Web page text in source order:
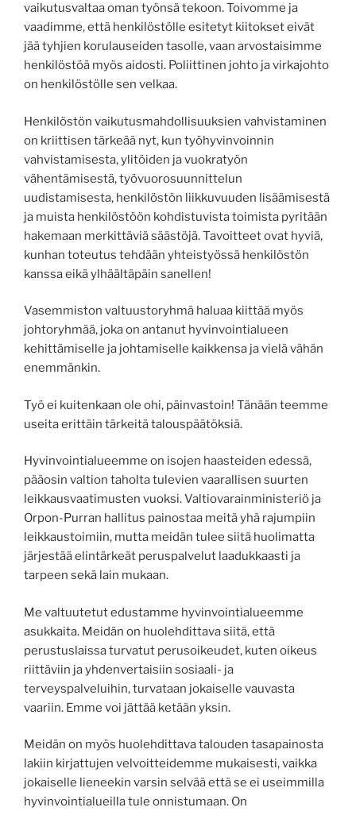
vaikutusvaltaa oman työnsä tekoon. Toivomme ja
vaadimme, että henkilöstölle esitetyt kiitokset eivät
jää tyhjien korulauseiden tasolle, vaan arvostaisimme
henkilöstöä myös aidosti. Poliittinen johto ja virkajohto
on henkilöstölle sen velkaa.
Henkilöstön vaikutusmahdollisuuksien vahvistaminen
on kriittisen tärkeää nyt, kun työhyvinvoinnin
vahvistamisesta, ylitöiden ja vuokratyön
vähentämisestä, työvuorosuunnittelun
uudistamisesta, henkilöstön liikkuvuuden lisäämisestä
ja muista henkilöstöön kohdistuvista toimista pyritään
hakemaan merkittäviä säästöjä. Tavoitteet ovat hyviä,
kunhan toteutus tehdään yhteistyössä henkilöstön
kanssa eikä ylhäältäpäin sanellen!
Vasemmiston valtuustoryhmä haluaa kiittää myös
johtoryhmää, joka on antanut hyvinvointialueen
kehittämiselle ja johtamiselle kaikkensa ja vielä vähän
enemmänkin.
Työ ei kuitenkaan ole ohi, päinvastoin! Tänään teemme
useita erittäin tärkeitä talouspäätöksiä.
Hyvinvointialueemme on isojen haasteiden edessä,
pääosin valtion taholta tulevien vaarallisen suurten
leikkausvaatimusten vuoksi. Valtiovarainministeriö ja
Orpon-Purran hallitus painostaa meitä yhä rajumpiin
leikkaustoimiin, mutta meidän tulee siitä huolimatta
järjestää elintärkeät peruspalvelut laadukkaasti ja
tarpeen sekä lain mukaan.
Me valtuutetut edustamme hyvinvointialueemme
asukkaita. Meidän on huolehdittava siitä, että
perustuslaissa turvatut perusoikeudet, kuten oikeus
riittäviin ja yhdenvertaisiin sosiaali- ja
terveyspalveluihin, turvataan jokaiselle vauvasta
vaariin. Emme voi jättää ketään yksin.
Meidän on myös huolehdittava talouden tasapainosta
lakiin kirjattujen velvoitteidemme mukaisesti, vaikka
jokaiselle lieneekin varsin selvää että se ei useimmilla
hyvinvointialueilla tule onnistumaan. On